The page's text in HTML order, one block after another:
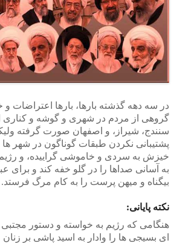
در سه دهه گذشته بارها، بارها اعتراضات
گروهی از مردم در شهری و گوشه و کناری
سنندج، شیراز، و اصفهان صورت گرفته
پشتیبانی نکردن طبقات گوناگون در شهر ها
خیزش به سردی و خاموشی گراییده، و
به آسانی صداها را در گلو خفه کند و برای
بیگناه و میهن پرست را به کام مرگ فرستد.
نکته پایانی:
هنگامی که رژیم به خواسته و دستور مجتبی
ای بسیجی ها را وادار به اسید پاشی بر